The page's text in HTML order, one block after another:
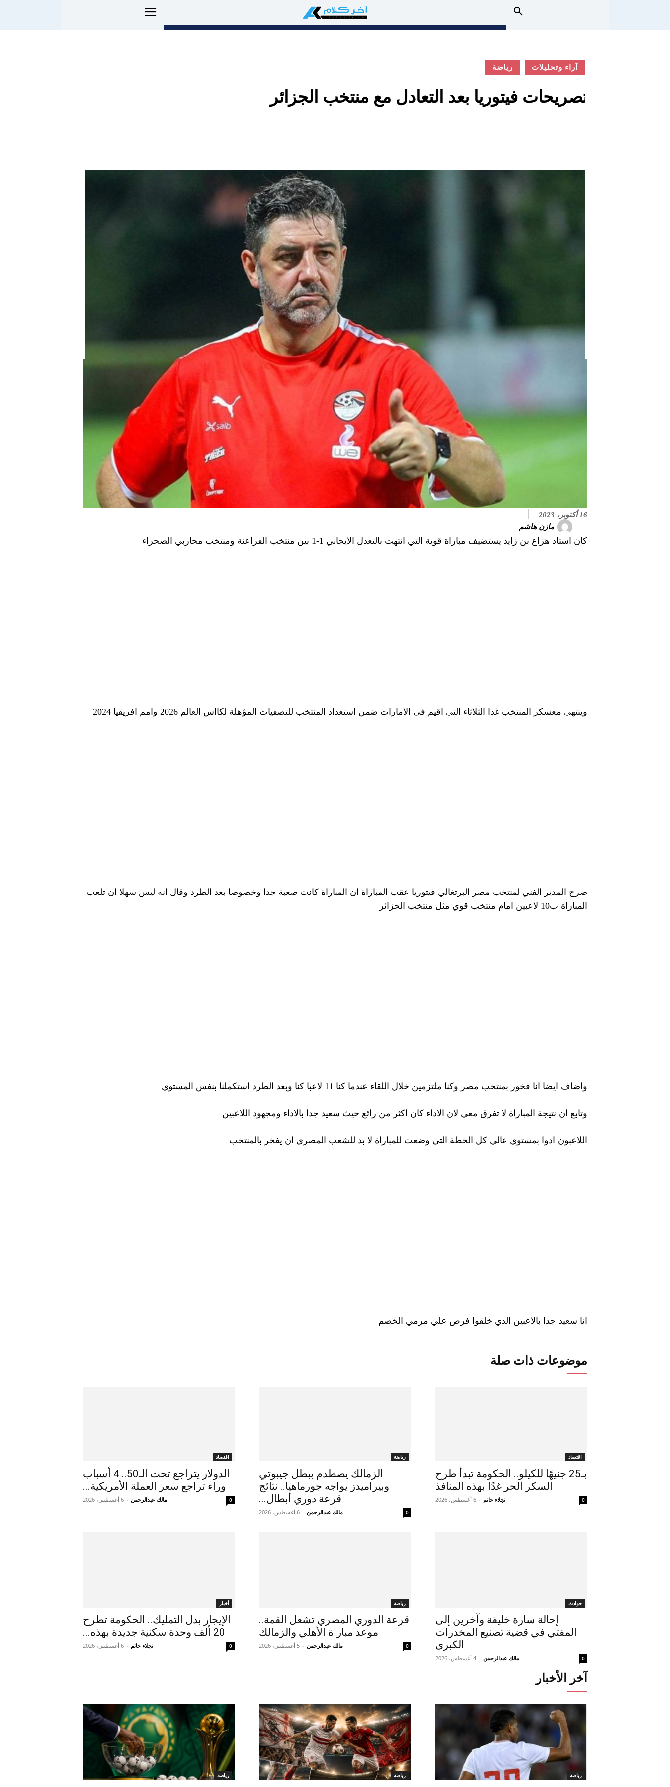
آراء وتحليلات رياضة
تصريحات فيتوريا بعد التعادل مع منتخب الجزائر
16 أكتوبر، 2023
مازن هاشم
كان استاد هزاع بن زايد يستضيف مباراة قوية التي انتهت بالتعدل الايجابي 1-1 بين منتخب الفراعنة ومنتخب محاربي الصحراء
وينتهي معسكر المنتخب غدا الثلاثاء التي اقيم في الامارات ضمن استعداد المنتخب للتصفيات المؤهلة لكااس العالم 2026 وامم افريقيا 2024
صرح المدير الفني لمنتخب مصر البرتغالي فيتوريا عقب المباراة ان المباراة كانت صعبة جدا وخصوصا بعد الطرد وقال انه ليس سهلا ان تلعب
المباراة ب10 لاعبين امام منتخب قوي مثل منتخب الجزائر
واضاف ايضا انا فخور بمنتخب مصر وكنا ملتزمين خلال اللقاء عندما كنا 11 لاعبا كنا وبعد الطرد استكملنا بنفس المستوي
وتابع ان نتيجة المباراة لا تفرق معي لان الاداء كان اكثر من رائع حيث سعيد جدا بالاداء ومجهود اللاعبين
اللاعبون ادوا بمستوي عالي كل الخطة التي وضعت للمباراة لا بد للشعب المصري ان يفخر بالمنتخب
انا سعيد جدا بالاعبين الذي خلقوا فرص علي مرمي الخصم
موضوعات ذات صلة
اقتصاد
الدولار يتراجع تحت الـ50.. 4 أسباب
وراء تراجع سعر العملة الأمريكية...
مالك عبدالرحمن - 6 أغسطس، 2026 0
رياضة
الزمالك يصطدم ببطل جيبوتي
وبيراميدز يواجه جورماهيا.. نتائج
قرعة دوري أبطال...
مالك عبدالرحمن - 6 أغسطس، 2026 0
اقتصاد
بـ25 جنيهًا للكيلو.. الحكومة تبدأ طرح
السكر الحر غدًا بهذه المنافذ
نجلاء حاتم - 6 أغسطس، 2026 0
أخبار
الإيجار بدل التمليك.. الحكومة تطرح
20 ألف وحدة سكنية جديدة بهذه...
نجلاء حاتم - 6 أغسطس، 2026 0
رياضة
قرعة الدوري المصري تشعل القمة..
موعد مباراة الأهلي والزمالك
مالك عبدالرحمن - 5 أغسطس، 2026 0
حوادث
إحالة سارة خليفة وآخرين إلى
المفتي في قضية تصنيع المخدرات
الكبرى
مالك عبدالرحمن - 4 أغسطس، 2026 0
آخر الأخبار
رياضة رياضة رياضة